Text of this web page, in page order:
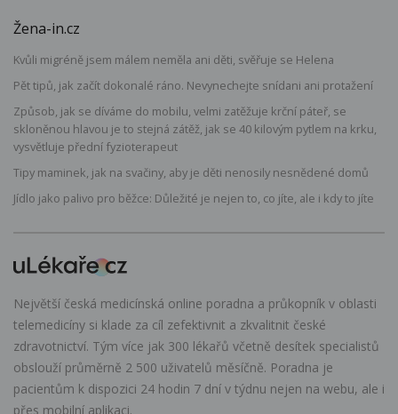
Žena-in.cz
Kvůli migréně jsem málem neměla ani děti, svěřuje se Helena
Pět tipů, jak začít dokonalé ráno. Nevynechejte snídani ani protažení
Způsob, jak se díváme do mobilu, velmi zatěžuje krční páteř, se
skloněnou hlavou je to stejná zátěž, jak se 40 kilovým pytlem na krku,
vysvětluje přední fyzioterapeut
Tipy maminek, jak na svačiny, aby je děti nenosily nesnědené domů
Jídlo jako palivo pro běžce: Důležité je nejen to, co jíte, ale i kdy to jíte
Největší česká medicínská online poradna a průkopník v oblasti
telemedicíny si klade za cíl zefektivnit a zkvalitnit české
zdravotnictví. Tým více jak 300 lékařů včetně desítek specialistů
obslouží průměrně 2 500 uživatelů měsíčně. Poradna je
pacientům k dispozici 24 hodin 7 dní v týdnu nejen na webu, ale i
přes mobilní aplikaci.